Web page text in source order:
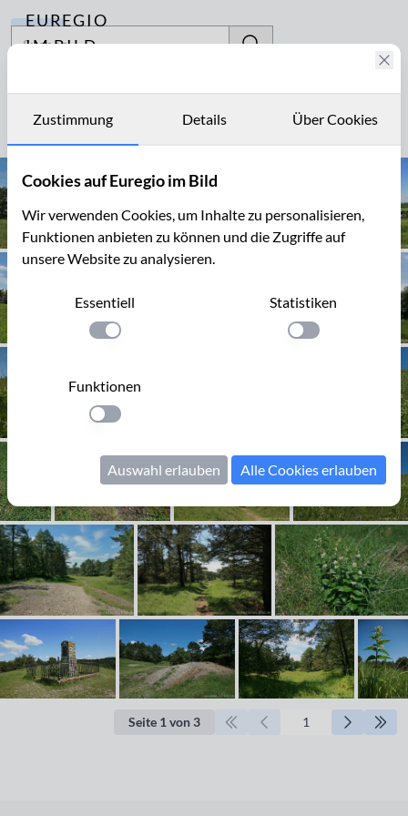
EUREGIO
IM BILD
Archiv
Kontakt
Archiv
Seite 1 von 3
Zustimmung Details Über Cookies
Cookies auf Euregio im Bild
Wir verwenden Cookies, um Inhalte zu personalisieren,
Funktionen anbieten zu können und die Zugriffe auf
unsere Website zu analysieren.
Essentiell
Einstellung anwenden
Statistiken
Einstellung
Funktionen
Einstellung anwenden
Auswahl erlauben Alle Cookies erlauben